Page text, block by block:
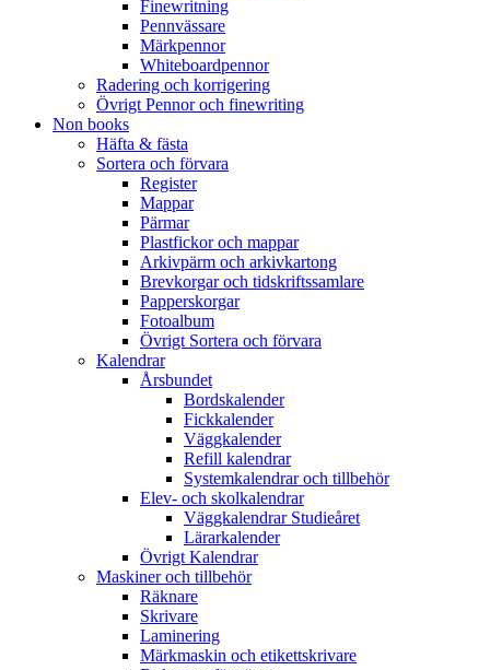
Finewritning
Pennvässare
Märkpennor
Whiteboardpennor
Radering och korrigering
Övrigt Pennor och finewriting
Non books
Häfta & fästa
Sortera och förvara
Register
Mappar
Pärmar
Plastfickor och mappar
Arkivpärm och arkivkartong
Brevkorgar och tidskriftssamlare
Papperskorgar
Fotoalbum
Övrigt Sortera och förvara
Kalendrar
Årsbundet
Bordskalender
Fickkalender
Väggkalender
Refill kalendrar
Systemkalendrar och tillbehör
Elev- och skolkalendrar
Väggkalendrar Studieåret
Lärarkalender
Övrigt Kalendrar
Maskiner och tillbehör
Räknare
Skrivare
Laminering
Märkmaskin och etikettskrivare